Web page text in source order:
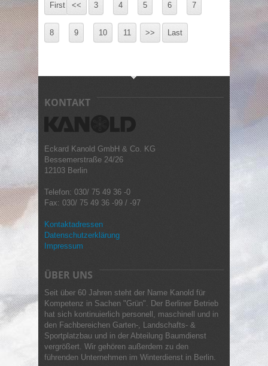
First << 3 4 5 6 7
8 9 10 11 >> Last
KONTAKT
Eckard Kanold GmbH & Co. KG
Bessemerstraße 24/26
12103 Berlin
Telefon: 030/ 75 49 36 -0
Fax: 030/ 75 49 36 -99 / -97
Kontaktadressen
Datenschutzerklärung
Impressum
ÜBER UNS
Seit über 60 Jahren steht der Name Kanold für
Kompetenz in Sachen "Grün". Der Berliner Betrieb
hat sich kontinuierlich personell, maschinell und in
den Fachbereichen Garten-, Landschafts- &
Sportplatzbau und in der Abteilung Baumdienst
vergrößert. Wir gehören außerdem zu den
führenden Unternehmen im Winterdienst in Berlin.